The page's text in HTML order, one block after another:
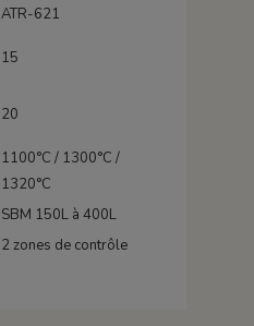
ATR-621
15
20
1100°C / 1300°C /
1320°C
SBM 150L à 400L
2 zones de contrôle